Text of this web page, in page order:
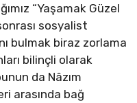
“Yaşamak Güzel
sosyalist
bulmak biraz zorlama
bilinçli olarak
da Nâzım
arasında bağ